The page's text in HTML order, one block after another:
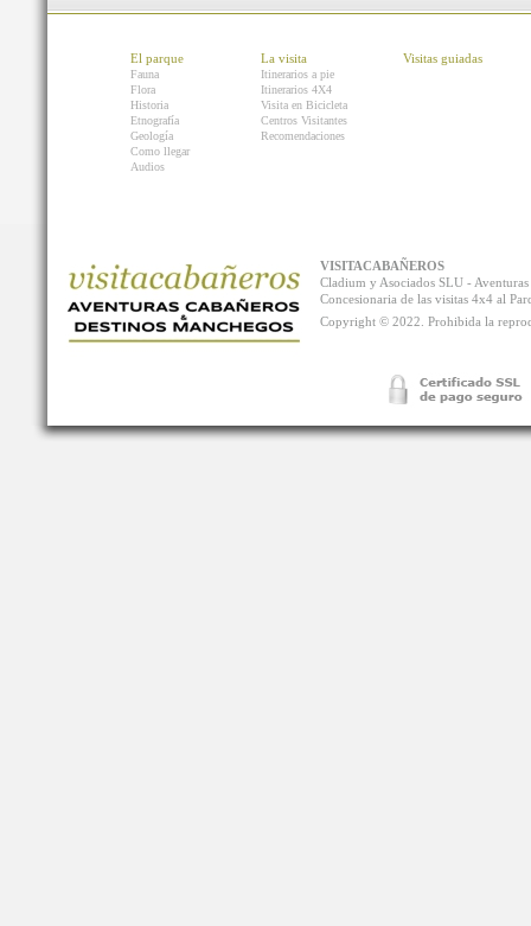
El parque
Fauna
Flora
Historia
Etnografía
Geología
Como llegar
Audios
La visita
Itinerarios a pie
Itinerarios 4X4
Visita en Bicicleta
Centros Visitantes
Recomendaciones
Visitas guiadas
VISITACABAÑEROS
Cladium y Asociados SLU -
Concesionaria de las visitas 4x4 al
Copyright © 2022. Prohibida la